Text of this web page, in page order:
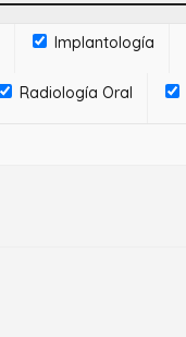
Implantología
Radiología Oral